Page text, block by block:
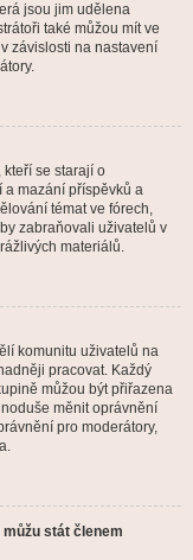
jsou jim udělena
také můžou mít ve
závislosti na nastavení
se starají o
a mazání příspěvků a
témat ve fórech,
zabraňovali uživatelů v
materiálů.
komunitu uživatelů na
pracovat. Každý
můžou být přiřazena
měnit oprávnění
pro moderátory,
stát členem